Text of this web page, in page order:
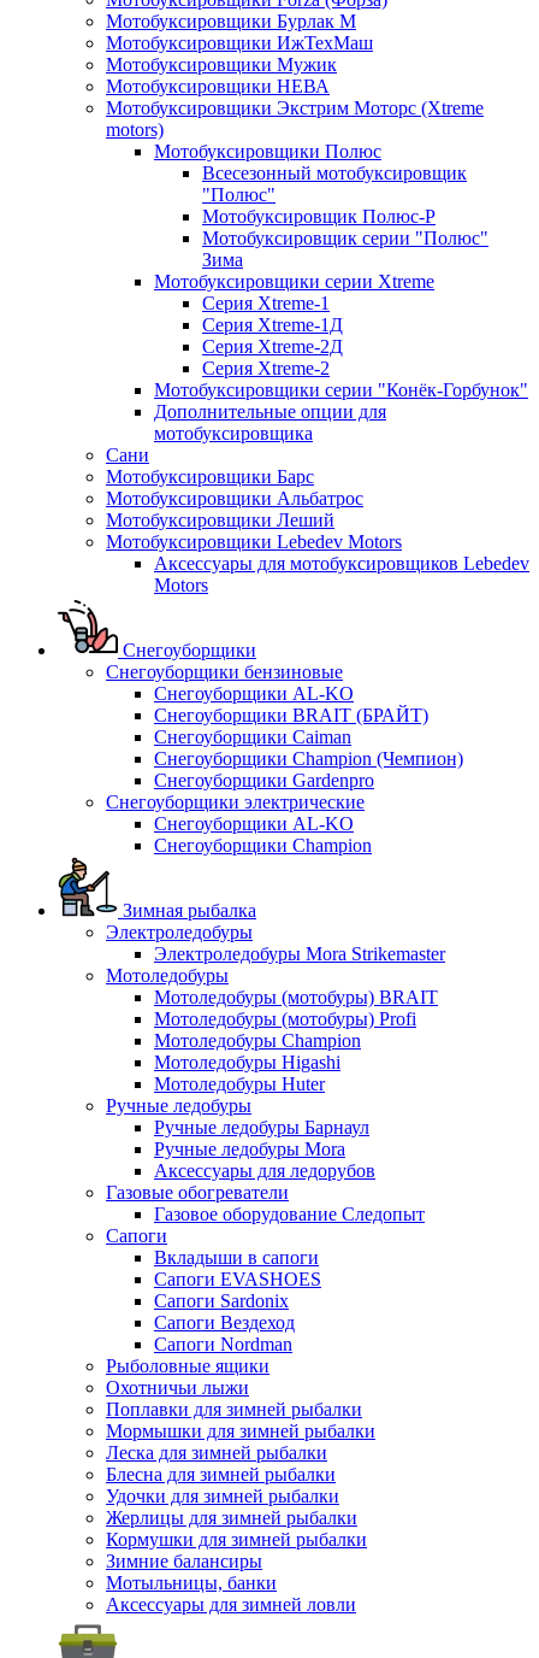
Мотобуксировщики Бурлак М
Мотобуксировщики ИжТехМаш
Мотобуксировщики Мужик
Мотобуксировщики НЕВА
Мотобуксировщики Экстрим Моторс (Xtreme
motors)
Мотобуксировщики Полюс
Всесезонный мотобуксировщик
"Полюс"
Мотобуксировщик Полюс-Р
Мотобуксировщик серии "Полюс"
Зима
Мотобуксировщики серии Xtreme
Серия Xtreme-1
Серия Xtreme-1Д
Серия Xtreme-2Д
Серия Xtreme-2
Мотобуксировщики серии "Конёк-Горбунок"
Дополнительные опции для
мотобуксировщика
Сани
Мотобуксировщики Барс
Мотобуксировщики Альбатрос
Мотобуксировщики Леший
Мотобуксировщики Lebedev Motors
Аксессуары для мотобуксировщиков Lebedev
Motors
Снегоуборщики
Снегоуборщики бензиновые
Снегоуборщики AL-KO
Снегоуборщики BRAIT (БРАЙТ)
Снегоуборщики Caiman
Снегоуборщики Champion (Чемпион)
Снегоуборщики Gardenpro
Снегоуборщики электрические
Снегоуборщики AL-KO
Снегоуборщики Champion
Зимная рыбалка
Электроледобуры
Электроледобуры Mora Strikemaster
Мотоледобуры
Мотоледобуры (мотобуры) BRAIT
Мотоледобуры (мотобуры) Profi
Мотоледобуры Champion
Мотоледобуры Higashi
Мотоледобуры Huter
Ручные ледобуры
Ручные ледобуры Барнаул
Ручные ледобуры Mora
Аксессуары для ледорубов
Газовые обогреватели
Газовое оборудование Следопыт
Сапоги
Вкладыши в сапоги
Сапоги EVASHOES
Сапоги Sardonix
Сапоги Вездеход
Сапоги Nordman
Рыболовные ящики
Охотничьи лыжи
Поплавки для зимней рыбалки
Мормышки для зимней рыбалки
Леска для зимней рыбалки
Блесна для зимней рыбалки
Удочки для зимней рыбалки
Жерлицы для зимней рыбалки
Кормушки для зимней рыбалки
Зимние балансиры
Мотыльницы, банки
Аксессуары для зимней ловли